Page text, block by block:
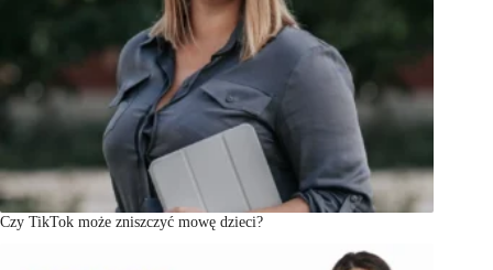
Czy TikTok może zniszczyć mowę dzieci?